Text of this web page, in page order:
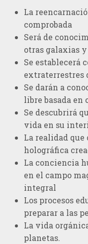
La
comprobada
Será de
otras galaxias
Se establecerá
extraterrestres
Se darán a
libre basada en
Se descubrirá
vida en su
La realidad que
holográfica
La conciencia
en el campo
integral
Los procesos
preparar a las
La vida
planetas.